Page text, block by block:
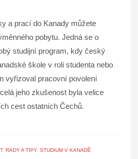
a prací do Kanady můžete
pobytu. Jedná se o
studijní program, kdy český
škole v roli studenta nebo
vyřizoval pracovní povolení
jeho zkušenost byla velice
cest ostatních Čechů.
, RADY A TIPY, STUDIUM V KANADĚ